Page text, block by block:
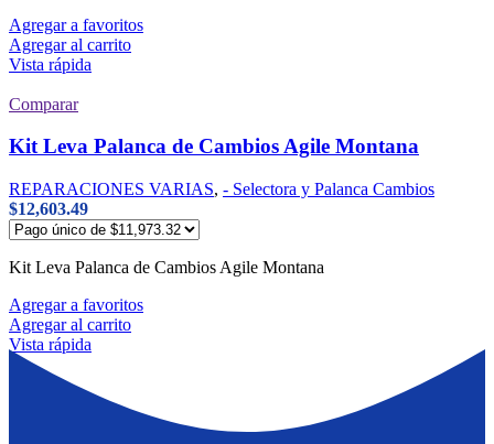
Agregar a favoritos
Agregar al carrito
Vista rápida
Comparar
Kit Leva Palanca de Cambios Agile Montana
REPARACIONES VARIAS, - Selectora y Palanca Cambios
$12,603.49
Kit Leva Palanca de Cambios Agile Montana
Agregar a favoritos
Agregar al carrito
Vista rápida